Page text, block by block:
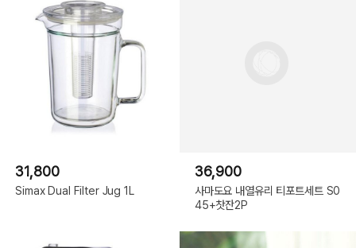
31,800
Simax Dual Filter Jug 1L
36,900
사마도요 내열유리 티포트세트 S0
45+찻잔2P